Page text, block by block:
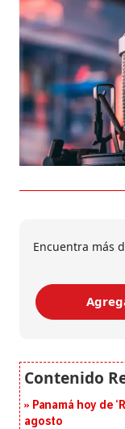
Encuentra más
Panamá hoy de
agosto